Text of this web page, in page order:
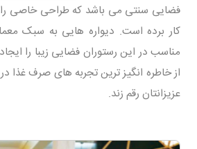
فضایی سنتی می باشد که طراحی خاصی را
کار برده است. دیواره هایی به سبک
مناسب در این رستوران فضایی زیبا را
از خاطره انگیز ترین تجربه های صرف غذا
عزیزانتان رقم زند.